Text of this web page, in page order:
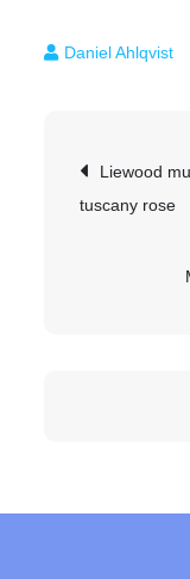
Liewood
tuscany rose